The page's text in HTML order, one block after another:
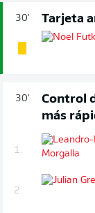
30' Tarjeta
30'
Control
más
1.
2.